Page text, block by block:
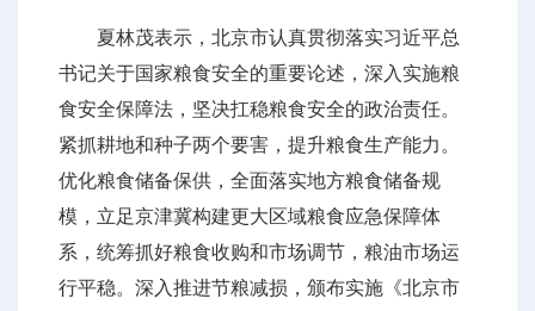
夏林茂表示，北京市认真贯彻落实习近平总
书记关于国家粮食安全的重要论述，深入实施粮
食安全保障法，坚决扛稳粮食安全的政治责任。
紧抓耕地和种子两个要害，提升粮食生产能力。
优化粮食储备保供，全面落实地方粮食储备规
模，立足京津冀构建更大区域粮食应急保障体
系，统筹抓好粮食收购和市场调节，粮油市场运
行平稳。深入推进节粮减损，颁布实施《北京市